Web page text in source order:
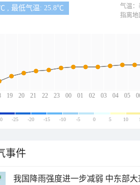
, 最低气温: 25.8℃
19 20 21 22 23 00 01 02 03 04 05
气温：
指离地
-25 -20 -15 -10 -5 0 5 10
事件
我国降雨强度进一步减弱 中东部